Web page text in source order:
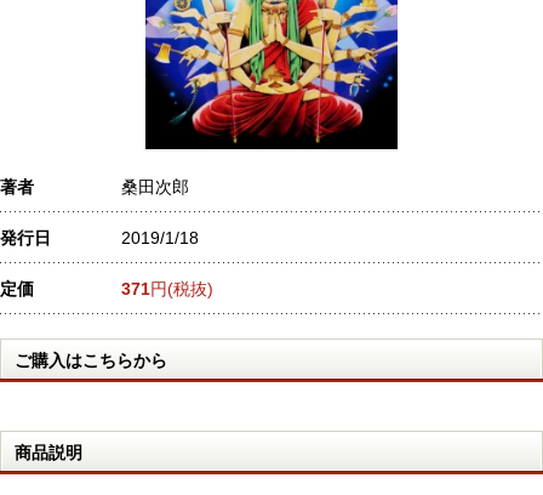
著者 桑田次郎
発行日 2019/1/18
定価 371円(税抜)
ご購入はこちらから
商品説明